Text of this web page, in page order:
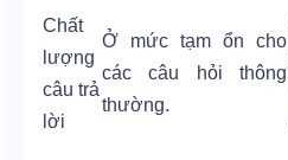
Chất
lượng
câu trả
lời
Ở mức tạm ổn cho
các câu hỏi thông
thường.